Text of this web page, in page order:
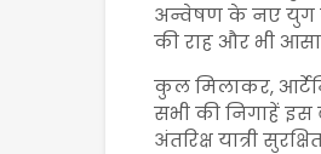
अन्वेषण के नए युग
की राह और भी
कुल मिलाकर,
सभी की निगाहें
अंतरिक्ष यात्री